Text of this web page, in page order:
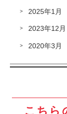
2025年1月
2023年12月
2020年3月
こちら